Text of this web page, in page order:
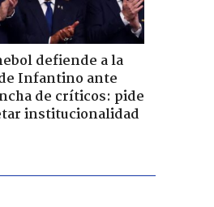
defiende a la
Infantino ante
de críticos: pide
institucionalidad